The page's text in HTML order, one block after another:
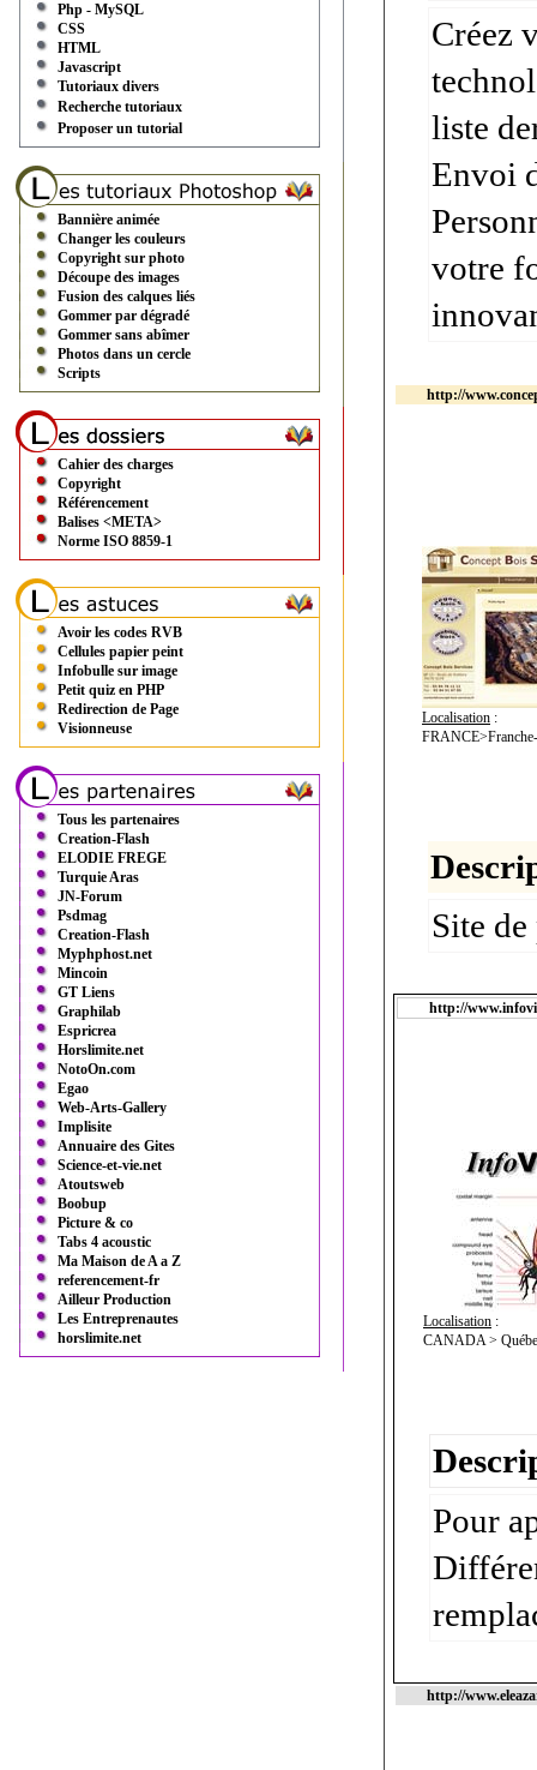
Php - MySQL
CSS
HTML
Javascript
Tutoriaux divers
Recherche tutoriaux
Proposer un tutorial
Bannière animée
Changer les couleurs
Copyright sur photo
Découpe des images
Fusion des calques liés
Gommer par dégradé
Gommer sans abîmer
Photos dans un cercle
Scripts
Cahier des charges
Copyright
Référencement
Balises <META>
Norme ISO 8859-1
Avoir les codes RVB
Cellules papier peint
Infobulle sur image
Petit quiz en PHP
Redirection de Page
Visionneuse
Tous les partenaires
Creation-Flash
ELODIE FREGE
Turquie Aras
JN-Forum
Psdmag
Creation-Flash
Myphphost.net
Mincoin
GT Liens
Graphilab
Espricrea
Horslimite.net
NotoOn.com
Egao
Web-Arts-Gallery
Implisite
Annuaire des Gites
Science-et-vie.net
Atoutsweb
Boobup
Picture & co
Tabs 4 acoustic
Ma Maison de A a Z
referencement-fr
Ailleur Production
Les Entreprenautes
horslimite.net
Créez
liste
Envoi
votre
http://
Localisation :
Site
http://
Localisation :
CANADA >
Pour
http://